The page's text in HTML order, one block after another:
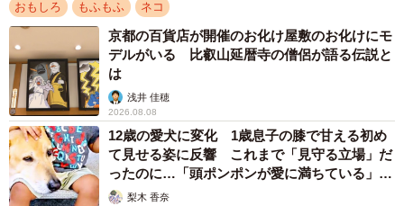
おもしろ もふもふ ネコ
京都の百貨店が開催のお化け屋敷のお化けにモ
デルがいる 比叡山延暦寺の僧侶が語る伝説と
は
浅井 佳穂
2026.08.08
12歳の愛犬に変化 1歳息子の膝で甘える初め
て見せる姿に反響 これまで「見守る立場」だ
ったのに…「頭ポンポンが愛に満ちている」
「尊…」
梨木 香奈